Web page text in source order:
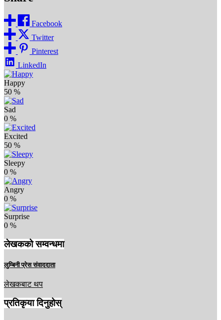
Facebook
Twitter
Pinterest
LinkedIn
Happy
50 %
Sad
0 %
Excited
50 %
Sleepy
0 %
Angry
0 %
Surprise
0 %
लेखकको सम्वन्धमा
लुम्बिनी प्रेस संवाददाता
लेखकबाट थप
प्रतिकृया दिनुहोस्